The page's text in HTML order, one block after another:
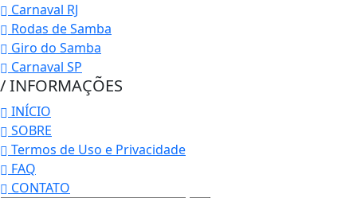
Carnaval RJ
Rodas de Samba
Giro do Samba
Carnaval SP
/ INFORMAÇÕES
INÍCIO
SOBRE
Termos de Uso e Privacidade
FAQ
CONTATO